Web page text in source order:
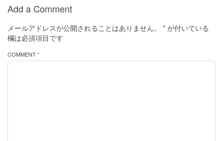
Add a Comment
メールアドレスが公開されることはありません。 * が付いている
欄は必須項目です
COMMENT *